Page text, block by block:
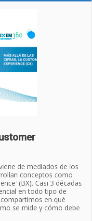
de mediados de los
conceptos como
(BX). Casi 3 décadas
en todo tipo de
compartimos en qué
se mide y cómo debe